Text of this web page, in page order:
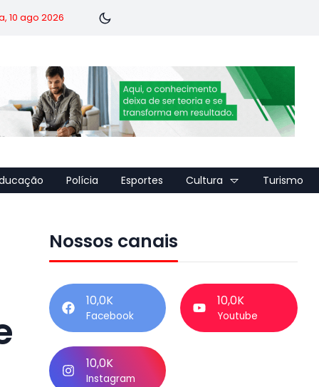
10 ago 2026
Polícia Esportes Cultura Turismo
Nossos canais
10,0K
Facebook
10,0K
Youtube
10,0K
Instagram